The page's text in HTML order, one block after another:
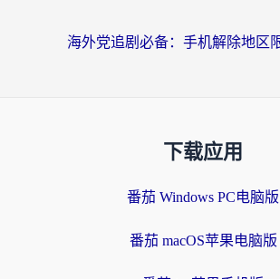
下载应用
番茄 Windows PC电脑版
番茄 macOS苹果电脑版